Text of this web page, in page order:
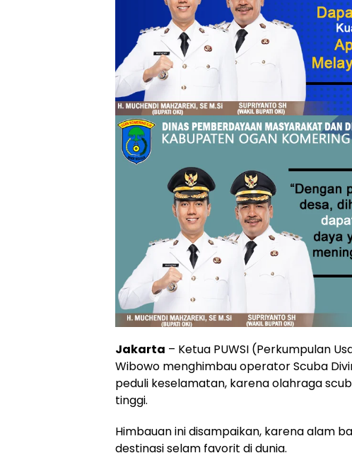
Jakarta – Ketua PUWSI (Perkumpulan
Wibowo menghimbau operator Scuba
peduli keselamatan, karena olahraga
tinggi.
Himbauan ini disampaikan, karena alam
destinasi selam favorit di dunia.